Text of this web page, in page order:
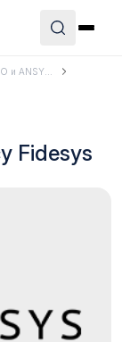
и ANSY...
Fidesys